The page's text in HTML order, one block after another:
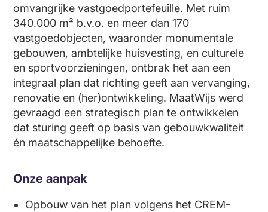
omvangrijke vastgoedportefeuille. Met ruim
340.000 m² b.v.o. en meer dan 170
vastgoedobjecten, waaronder monumentale
gebouwen, ambtelijke huisvesting, en culturele
en sportvoorzieningen, ontbrak het aan een
integraal plan dat richting geeft aan vervanging,
renovatie en (her)ontwikkeling. MaatWijs werd
gevraagd een strategisch plan te ontwikkelen
dat sturing geeft op basis van gebouwkwaliteit
én maatschappelijke behoefte.
Onze aanpak
Opbouw van het plan volgens het CREM-